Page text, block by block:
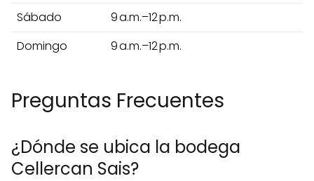
Sábado
9 a.m.–12 p.m.
Domingo
9 a.m.–12 p.m.
Preguntas Frecuentes
¿Dónde se ubica la bodega
Cellercan Sais?